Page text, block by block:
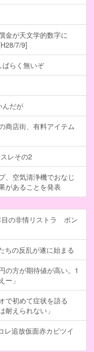
金が天文学的数字に
7/9]
らく無いぞ
んだが
商店街、有料アイテム
レその2
、空気清浄機でおなじ
があることを発表
目の非情リストラ ポン
の反乱が遂に始まる
の方が期待値が高い。1
ー」
で初めて症状を語る
耐えられない」
レ追放仮面赤カビツイ